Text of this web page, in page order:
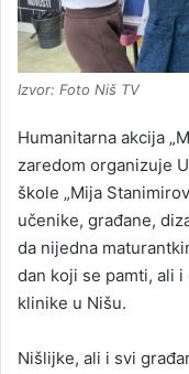
Izvor: Foto Niš TV
Humanitarna akcija
zaredom organizuje
škole „Mija
učenike, građane,
da nijedna
dan koji se pamti, ali
klinike u Nišu.
Nišlijke, ali i svi